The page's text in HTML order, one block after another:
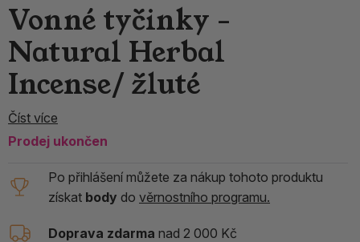
Vonné tyčinky -
Natural Herbal
Incense/ žluté
Číst více
Prodej ukončen
Po přihlášení můžete za nákup tohoto produktu
získat body do věrnostního programu.
Doprava zdarma nad 2 000 Kč